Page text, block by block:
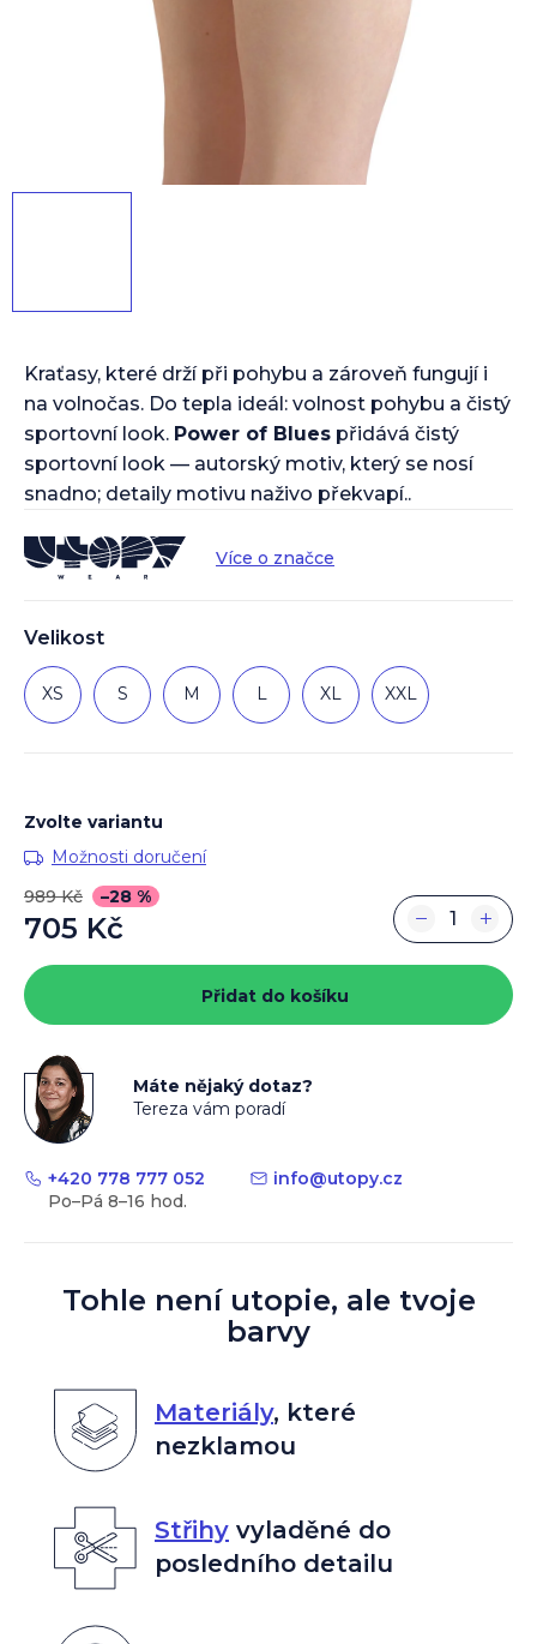
Velikost
XS S M L XL XXL
Kraťasy, které drží při pohybu a zároveň fungují i
na volnočas. Do tepla ideál: volnost pohybu a čistý
sportovní look. Power of Blues přidává čistý
sportovní look — autorský motiv, který se nosí
snadno; detaily motivu naživo překvapí..
Více o značce
Zvolte variantu
Možnosti doručení
989 Kč
–28 %
705 Kč
cena:
+
−
Přidat do košíku
Máte nějaký dotaz?
Tereza vám poradí
+420 778 777 052 info@utopy.cz
Tohle není utopie, ale tvoje
barvy
Materiály, které
nezklamou
Střihyvyladěné do
posledního detailu